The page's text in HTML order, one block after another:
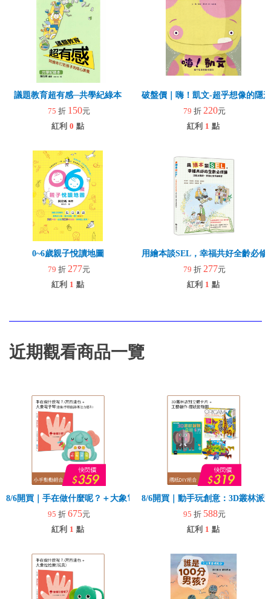
議題教育超有感─共學紀綠本
75 折 150元
紅利 0 點
破盤價｜嗨！凱文-超乎想像的隱
79 折 220元
紅利 1 點
0~6歲親子悅讀地圖
79 折 277元
紅利 1 點
用繪本談SEL，幸福共好全齡必修
79 折 277元
紅利 1 點
近期觀看商品一覽
8/6開買｜手在做什麼呢？＋大象電子琴
95 折 675元
紅利 1 點
8/6開買｜動手玩創意：3D叢林派
95 折 588元
紅利 1 點